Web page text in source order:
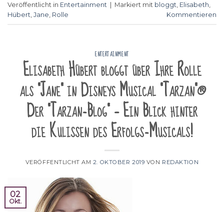
Veröffentlicht in Entertainment Markiert mit bloggt Elisabeth
Hübert Jane Rolle Kommentieren
ENTERTAINMENT
Elisabeth Hübert bloggt über Ihre Rolle
als "Jane" in Disneys Musical "Tarzan"®
Der "Tarzan-Blog" – Ein Blick hinter
die Kulissen des Erfolgs-Musicals!
VERÖFFENTLICHT AM 2. OKTOBER 2019 VON REDAKTION
02
Okt.